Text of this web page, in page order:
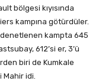
bölgesi kıyısında
kampına götürdüler.
denetlenen kampta 645
612’si er, 3’ü
biri de Kumkale
idi.